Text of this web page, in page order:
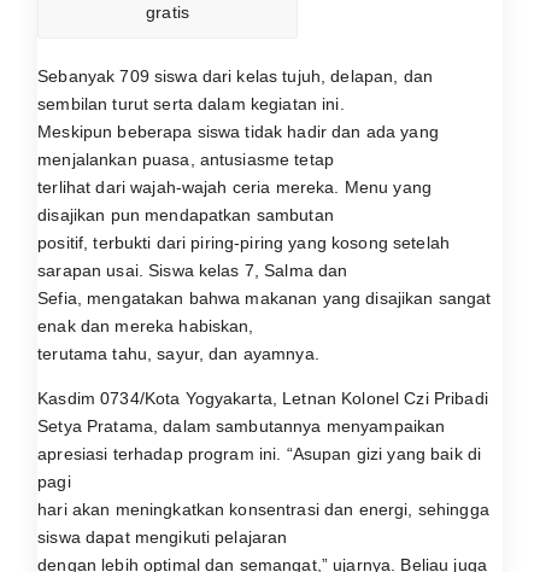
gratis
Sebanyak 709 siswa dari kelas tujuh, delapan, dan
sembilan turut serta dalam kegiatan ini.
Meskipun beberapa siswa tidak hadir dan ada yang
menjalankan puasa, antusiasme tetap
terlihat dari wajah-wajah ceria mereka. Menu yang
disajikan pun mendapatkan sambutan
positif, terbukti dari piring-piring yang kosong setelah
sarapan usai. Siswa kelas 7, Salma dan
Sefia, mengatakan bahwa makanan yang disajikan sangat
enak dan mereka habiskan,
terutama tahu, sayur, dan ayamnya.
Kasdim 0734/Kota Yogyakarta, Letnan Kolonel Czi Pribadi
Setya Pratama, dalam sambutannya menyampaikan
apresiasi terhadap program ini. “Asupan gizi yang baik di
pagi
hari akan meningkatkan konsentrasi dan energi, sehingga
siswa dapat mengikuti pelajaran
dengan lebih optimal dan semangat,” ujarnya. Beliau juga